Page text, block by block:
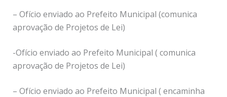
– Ofício enviado ao Prefeito Municipal (comunica
aprovação de Projetos de Lei)
-Ofício enviado ao Prefeito Municipal ( comunica
aprovação de Projetos de Lei)
– Ofício enviado ao Prefeito Municipal ( encaminha